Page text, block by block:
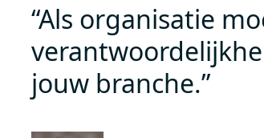
“Als organisatie
jouw branche.”